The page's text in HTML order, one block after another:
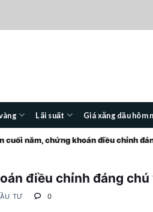
Lãi suất Giá xăng dầu hôm
cuối năm, chứng khoán điều chỉnh
điều chỉnh đáng chú
TƯ 0